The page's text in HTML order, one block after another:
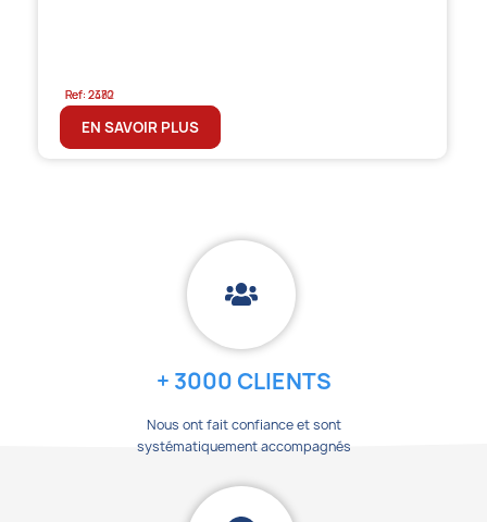
Ref: 2482
EN SAVOIR PLUS
Ref: 2370
EN SAVOIR PLUS
+ 3000 CLIENTS
Nous ont fait confiance et sont
systématiquement accompagnés